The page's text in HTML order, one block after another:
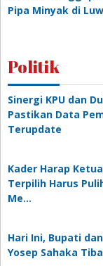
Pipa Minyak di
Politik
Sinergi KPU dan
Pastikan Data
Terupdate
Kader Harap
Terpilih Harus
Me…
Hari Ini, Bupati
Yosep Sahaka